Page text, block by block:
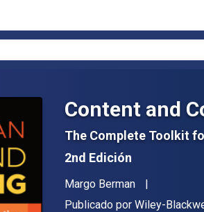
Content and
The Complete Toolkit
2nd Edición
Autor(es)
Margo Berman
Editor
Publicado por Wiley-